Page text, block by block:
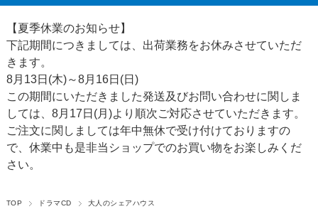
【夏季休業のお知らせ】
下記期間につきましては、出荷業務をお休みさせていただ
きます。
8月13日(木)～8月16日(日)
この期間にいただきました発送及びお問い合わせに関しま
しては、8月17日(月)より順次ご対応させていただきます。
ご注文に関しましては年中無休で受け付けておりますの
で、休業中も是非当ショップでのお買い物をお楽しみくだ
さい。
TOP ドラマCD 大人のシェアハウス